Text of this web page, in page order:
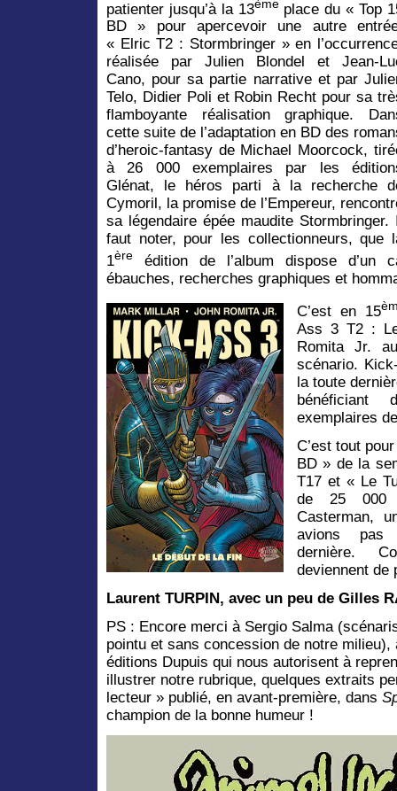
patienter jusqu’à la 13èmeplace du « Top
BD » pour apercevoir une autre
« Elric T2 : Stormbringer » en
réalisée par Julien Blondel et Jean-
Cano, pour sa partie narrative et par
Telo, Didier Poli et Robin Recht pour sa
flamboyante réalisation graphique.
cette suite de l’adaptation en BD des
d’heroic-fantasy de Michael Moorcock,
à 26 000 exemplaires par les
Glénat, le héros parti à la recherche
Cymoril, la promise de l’Empereur,
sa légendaire épée maudite Stormbringer.
faut noter, pour les collectionneurs, que
1ère édition de l’album dispose d’un
ébauches, recherches graphiques et
C’est en 15
Ass 3 T2 :
Romita Jr.
scénario.
la toute
exemplaires
C’est tout
BD » de la
T17 et « Le
de 25 000
Casterman,
avions pas
dernière.
deviennent
Laurent TURPIN, avec un peu de Gilles
PS : Encore merci à Sergio Salma
pointu et sans concession de notre
éditions Dupuis qui nous autorisent à
illustrer notre rubrique, quelques extraits
lecteur » publié, en avant-première, dans
champion de la bonne humeur !